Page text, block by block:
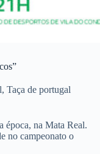
, Taça de portugal
época, na Mata Real.
no campeonato o